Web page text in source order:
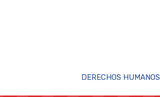
DERECHOS HUMANOS